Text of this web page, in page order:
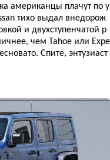
американцы плачут по у
тихо выдал внедорож
и двухступенчатой р
чем Tahoe или Expe
Спите, энтузиаст